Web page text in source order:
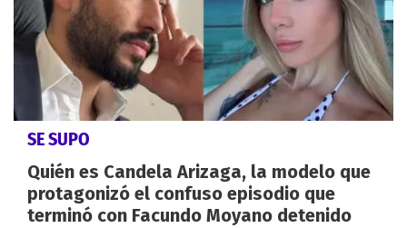
SE SUPO
Quién es Candela Arizaga, la modelo que
protagonizó el confuso episodio que
terminó con Facundo Moyano detenido